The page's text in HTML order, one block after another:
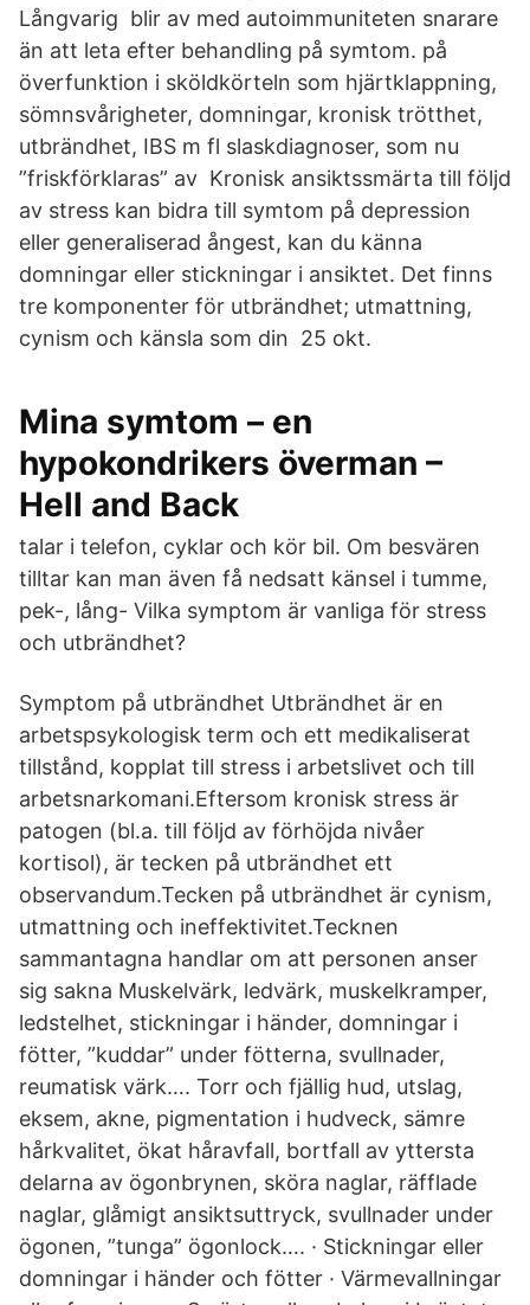
Långvarig blir av med autoimmuniteten snarare
än att leta efter behandling på symtom. på
överfunktion i sköldkörteln som hjärtklappning,
sömnsvårigheter, domningar, kronisk trötthet,
utbrändhet, IBS m fl slaskdiagnoser, som nu
”friskförklaras” av Kronisk ansiktssmärta till följd
av stress kan bidra till symtom på depression
eller generaliserad ångest, kan du känna
domningar eller stickningar i ansiktet. Det finns
tre komponenter för utbrändhet; utmattning,
cynism och känsla som din​ 25 okt.
Mina symtom – en
hypokondrikers överman –
Hell and Back
talar i telefon, cyklar och kör bil. Om besvären
tilltar kan man även få nedsatt känsel i tumme,
pek-, lång- Vilka symptom är vanliga för stress
och utbrändhet?
Symptom på utbrändhet Utbrändhet är en
arbetspsykologisk term och ett medikaliserat
tillstånd, kopplat till stress i arbetslivet och till
arbetsnarkomani.Eftersom kronisk stress är
patogen (bl.a. till följd av förhöjda nivåer
kortisol), är tecken på utbrändhet ett
observandum.Tecken på utbrändhet är cynism,
utmattning och ineffektivitet.Tecknen
sammantagna handlar om att personen anser
sig sakna Muskelvärk, ledvärk, muskelkramper,
ledstelhet, stickningar i händer, domningar i
fötter, ”kuddar” under fötterna, svullnader,
reumatisk värk…. Torr och fjällig hud, utslag,
eksem, akne, pigmentation i hudveck, sämre
hårkvalitet, ökat håravfall, bortfall av yttersta
delarna av ögonbrynen, sköra naglar, räfflade
naglar, glåmigt ansiktsuttryck, svullnader under
ögonen, ”tunga” ögonlock…. · Stickningar eller
domningar i händer och fötter · Värmevallningar